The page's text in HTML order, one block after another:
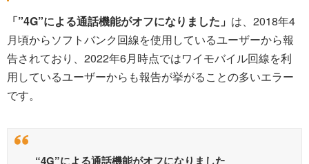
「”4G”による通話機能がオフになりました」 は、2018年4
月頃からソフトバンク回線を使用しているユーザーから報
告されており、2022年6月時点ではワイモバイル回線を利
用しているユーザーからも報告が挙がることの多いエラー
です。
“4G”による通話機能がオフになりました